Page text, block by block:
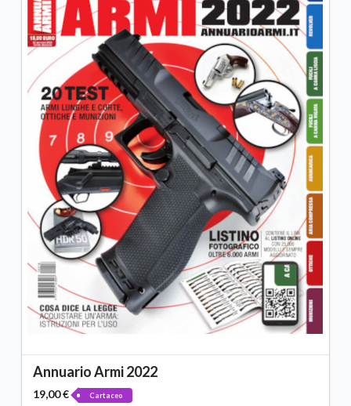
Annuario Armi 2022
19,00 € Cartaceo